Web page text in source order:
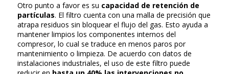
Otro punto a favor es su capacidad de retención de
partículas. El filtro cuenta con una malla de precisión que
atrapa residuos sin bloquear el flujo del gas. Esto ayuda a
mantener limpios los componentes internos del
compresor, lo cual se traduce en menos paros por
mantenimiento o limpieza. De acuerdo con datos de
instalaciones industriales, el uso de este filtro puede